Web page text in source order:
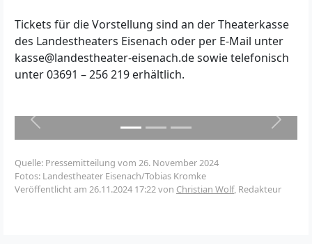
Tickets für die Vorstellung sind an der Theaterkasse
des Landestheaters Eisenach oder per E-Mail unter
kasse@landestheater-eisenach.de sowie telefonisch
unter 03691 – 256 219 erhältlich.
Zurück Weiter
Quelle: Pressemitteilung vom 26. November 2024
Fotos: Landestheater Eisenach/Tobias Kromke
Veröffentlicht am 26.11.2024 17:22von Christian Wolf, Redakteur